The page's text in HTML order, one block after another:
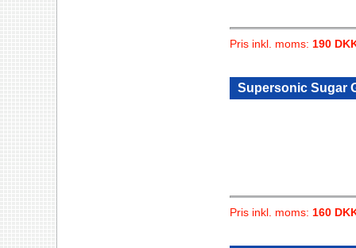
Pris inkl. moms: 190
Supersonic Sugar
Pris inkl. moms: 160